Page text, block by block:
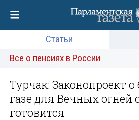
Статьи
Все о пенсиях в России
Турчак: Законопроект
газе для Вечных огней
готовится